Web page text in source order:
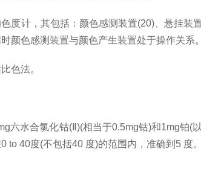
度计，其包括：颜色感测装置(20)、悬挂
颜色感测装置与颜色产生装置处于操作关系
色法。
六水合氯化钴(Ⅱ)(相当于0.5mg钴)和1mg铂
to 40度(不包括40 度)的范围内，准确到5 度